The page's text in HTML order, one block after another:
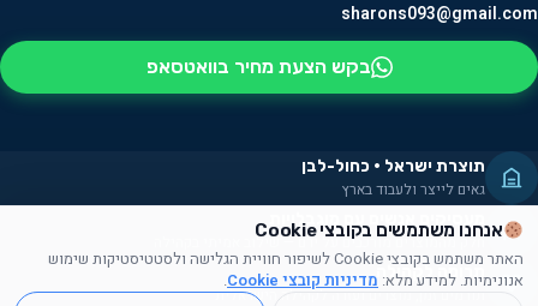
sharons093@gmail.com
בקש הצעת מחיר בוואטסאפ
תוצרת ישראל · כחול-לבן
גאים לייצר ולעבוד בארץ
מעסיקים אנשים עם מוגבלויות
חלק מהמוצרים מורכבים על ידם — שילוב אמיתי בקהילה
תרומה לקהילה
תורמים זמן, מוצרים ועזרה לקהילה הישראלית
אנחנו משתמשים בקובצי Cookie
האתר משתמש בקובצי Cookie לשיפור חוויית הגלישה ולסטטיסטיקות שימוש
אנונימיות. למידע מלא: מדיניות קובצי Cookie
.